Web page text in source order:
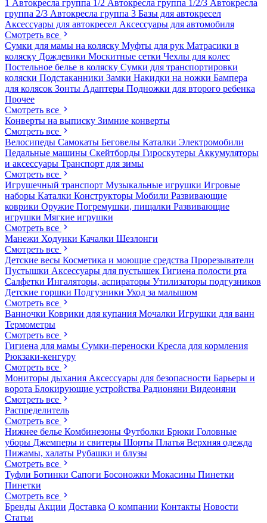
1 Автокресла группа 1/2 Автокресла группа 1/2/3 Автокресла
группа 2/3 Автокресла группа 3 Базы для автокресел
Аксессуары для автокресел Аксессуары для автомобиля
Смотреть все
Сумки для мамы на коляску Муфты для рук Матрасики в
коляску Дождевики Москитные сетки Чехлы для колес
Постельное белье в коляску Сумки для транспортировки
коляски Подстаканники Замки Накидки на ножки Бампера
для колясок Зонты Адаптеры Подножки для второго ребенка
Прочее
Смотреть все
Конверты на выписку Зимние конверты
Смотреть все
Велосипеды Самокаты Беговелы Каталки Электромобили
Педальные машины Скейтборды Гироскутеры Аккумуляторы
и аксессуары Транспорт для зимы
Смотреть все
Игрушечный транспорт Музыкальные игрушки Игровые
наборы Каталки Конструкторы Мобили Развивающие
коврики Оружие Погремушки, пищалки Развивающие
игрушки Мягкие игрушки
Смотреть все
Манежи Ходунки Качалки Шезлонги
Смотреть все
Детские весы Косметика и моющие средства Прорезыватели
Пустышки Аксессуары для пустышек Гигиена полости рта
Салфетки Ингаляторы, аспираторы Утилизаторы подгузников
Детские горшки Подгузники Уход за малышом
Смотреть все
Ванночки Коврики для купания Мочалки Игрушки для ванн
Термометры
Смотреть все
Гигиена для мамы Сумки-переноски Кресла для кормления
Рюкзаки-кенгуру
Смотреть все
Мониторы дыхания Аксессуары для безопасности Барьеры и
ворота Блокирующие устройства Радионяни Видеоняни
Смотреть все
Распределитель
Смотреть все
Нижнее белье Комбинезоны Футболки Брюки Головные
уборы Джемперы и свитеры Шорты Платья Верхняя одежда
Пижамы, халаты Рубашки и блузы
Смотреть все
Туфли Ботинки Сапоги Босоножки Мокасины Пинетки
Пинетки
Смотреть все
Бренды Акции Доставка О компании Контакты Новости
Статьи